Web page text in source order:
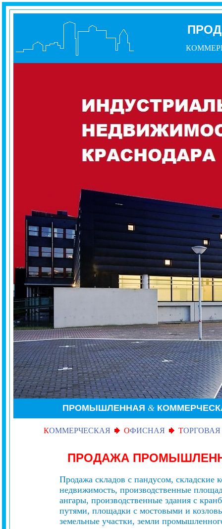
ПРОМЫШЛЕННАЯ &
КОММЕРЧЕСКАЯ ОФИСНАЯ ТОРГОВАЯ
ПРОДАЖА
Продажа складов с пандусом, складские
недвижимость, производственные
ангары, производственные здания с
путями, площадки с мостовыми и
земельные участки, земли